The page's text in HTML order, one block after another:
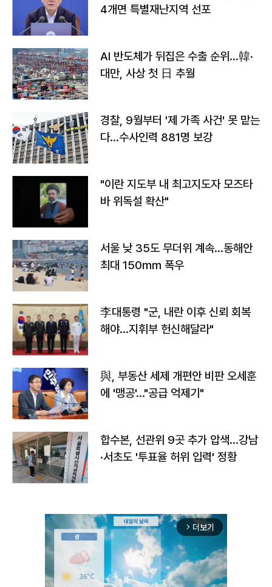
4개면 특별재난지역 선포
AI 반도체가 뒤집은 수출 순위…韓·
대만, 사상 첫 日 추월
경찰, 9월부터 '제 가족 사건' 못 맡는
다…수사인력 881명 보강
"이란 지도부 내 최고지도자 모즈타
바 위독설 확산"
서울 낮 35도 무더위 계속…동해안
최대 150㎜ 폭우
李대통령 "군, 내란 이후 신뢰 회복
해야…지휘부 헌신해달라"
與, 부동산 세제 개편안 비판 오세훈
에 '맹공'…"공급 억제기"
합수본, 선관위 9곳 추가 압색…강남
·서초도 '투표율 허위 입력' 정황
arrow_forward_ios 더보기